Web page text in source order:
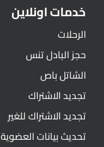
خدمات اونلاين
الرحلات
حجز البادل تنس
الشاتل باص
تجديد الاشتراك
تجديد الاشتراك للغير
تحديث بيانات العضوية